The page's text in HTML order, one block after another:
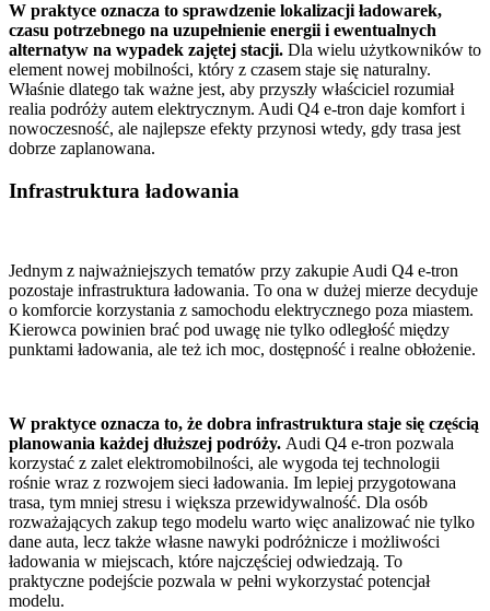
W praktyce oznacza to sprawdzenie lokalizacji ładowarek,
czasu potrzebnego na uzupełnienie energii i ewentualnych
alternatyw na wypadek zajętej stacji. Dla wielu użytkowników to
element nowej mobilności, który z czasem staje się naturalny.
Właśnie dlatego tak ważne jest, aby przyszły właściciel rozumiał
realia podróży autem elektrycznym. Audi Q4 e-tron daje komfort i
nowoczesność, ale najlepsze efekty przynosi wtedy, gdy trasa jest
dobrze zaplanowana.
Infrastruktura ładowania
Jednym z najważniejszych tematów przy zakupie Audi Q4 e-tron
pozostaje infrastruktura ładowania. To ona w dużej mierze decyduje
o komforcie korzystania z samochodu elektrycznego poza miastem.
Kierowca powinien brać pod uwagę nie tylko odległość między
punktami ładowania, ale też ich moc, dostępność i realne obłożenie.
W praktyce oznacza to, że dobra infrastruktura staje się częścią
planowania każdej dłuższej podróży. Audi Q4 e-tron pozwala
korzystać z zalet elektromobilności, ale wygoda tej technologii
rośnie wraz z rozwojem sieci ładowania. Im lepiej przygotowana
trasa, tym mniej stresu i większa przewidywalność. Dla osób
rozważających zakup tego modelu warto więc analizować nie tylko
dane auta, lecz także własne nawyki podróżnicze i możliwości
ładowania w miejscach, które najczęściej odwiedzają. To
praktyczne podejście pozwala w pełni wykorzystać potencjał
modelu.